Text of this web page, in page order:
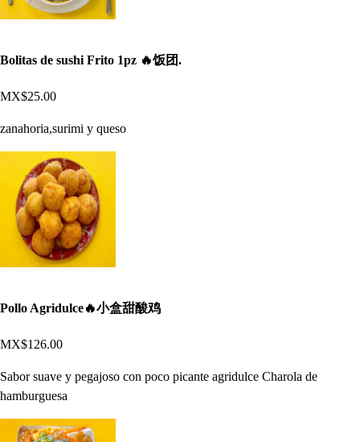
Bolitas de sushi Frito 1pz 🔥饭团.
MX$25.00
zanahoria,surimi y queso
Pollo Agridulce🔥小盒甜酸鸡
MX$126.00
Sabor suave y pegajoso con poco picante agridulce Charola de
hamburguesa